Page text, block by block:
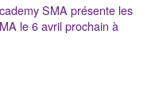
SMA présente les
le 6 avril prochain à